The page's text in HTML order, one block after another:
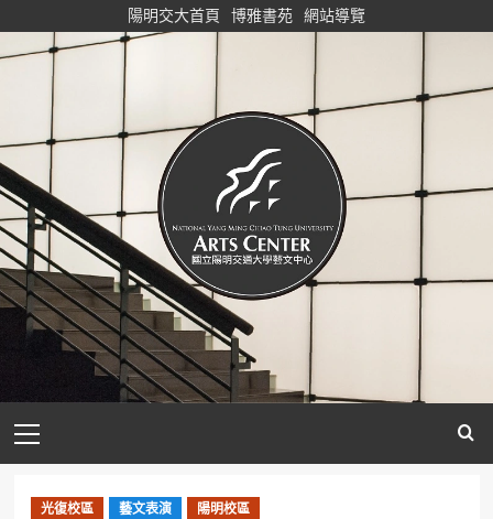
content
陽明交大首頁 博雅書苑 網站導覽
Menu
光復校區 藝文表演 陽明校區